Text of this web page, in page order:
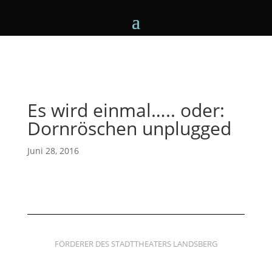
Es wird einmal….. oder:
Dornröschen unplugged
Juni 28, 2016
FÖRDERER DES STADTTHEATERS LANDSBERG